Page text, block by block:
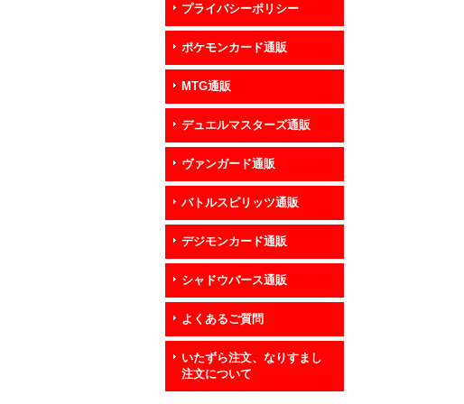
プライバシーポリシー
ポケモンカード通販
MTG通販
デュエルマスターズ通販
ヴァンガード通販
バトルスピリッツ通販
デジモンカード通販
シャドウバース通販
よくあるご質問
いたずら注文、なりすまし
注文について